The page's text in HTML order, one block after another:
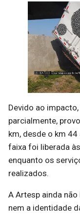
Devido ao
parcialmente,
km, desde o km
faixa foi liberada
enquanto os
realizados.
A Artesp ainda
nem a identidade